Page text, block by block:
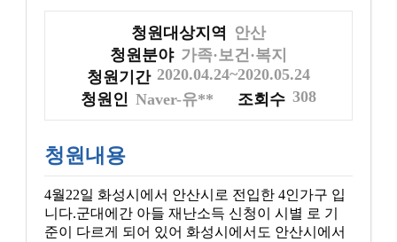
청원대상지역 안산
청원분야 가족·보건·복지
청원기간 2020.04.24~2020.05.24
청원인 Naver-유** 조회수 308
청원내용
4월22일 화성시에서 안산시로 전입한 4인가구 입
니다.군대에간 아들 재난소득 신청이 시별 로 기
준이 다르게 되어 있어 화성시에서도 안산시에서